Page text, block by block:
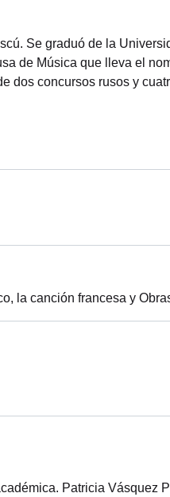
Se graduó de la
de Música que lleva el
dos concursos rusos y
la canción francesa y
Patricia Vásquez